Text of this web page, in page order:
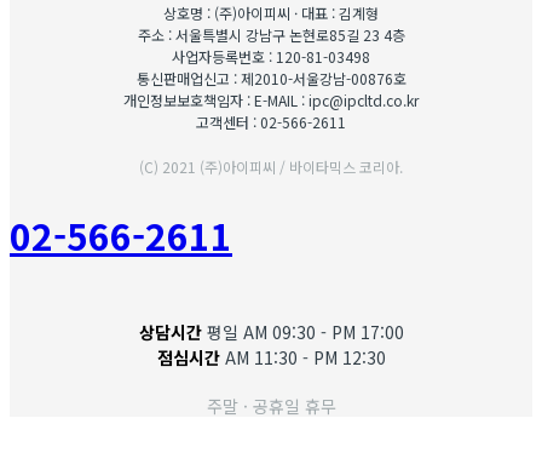
상호명 : (주)아이피씨 · 대표 : 김계형
주소 : 서울특별시 강남구 논현로85길 23 4층
사업자등록번호 : 120-81-03498
통신판매업신고 : 제2010-서울강남-00876호
개인정보보호책임자 : E-MAIL : ipc@ipcltd.co.kr
고객센터 : 02-566-2611
(C) 2021 (주)아이피씨 / 바이타믹스 코리아.
02-566-2611
상담시간평일 AM 09:30 - PM 17:00
점심시간AM 11:30 - PM 12:30
주말 · 공휴일 휴무